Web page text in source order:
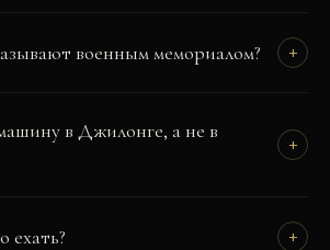
военным мемориалом? +
в Джилонге, а не в
+
ехать? +